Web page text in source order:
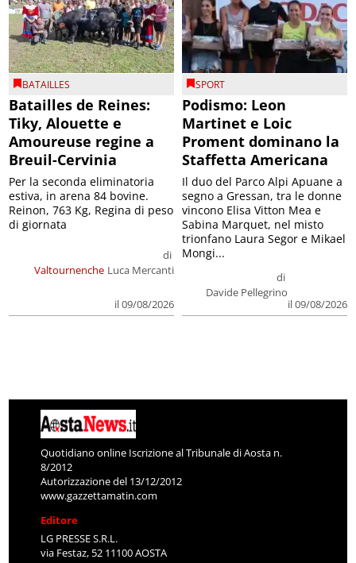
BATAILLES
Batailles de Reines:
Tiky, Alouette e
Amoureuse regine a
Breuil-Cervinia
Valtournenche
di
Luca Mercanti
il 09/08/2026
Per la seconda eliminatoria
estiva, in arena 84 bovine.
Reinon, 763 Kg, Regina di peso
di giornata
SPORT
Podismo: Leon
Martinet e Loic
Proment dominano la
Staffetta Americana
di
Davide Pellegrino
il 09/08/2026
Il duo del Parco Alpi Apuane a
segno a Gressan, tra le donne
vincono Elisa Vitton Mea e
Sabina Marquet, nel misto
trionfano Laura Segor e Mikael
Mongi...
Quotidiano online Iscrizione al Tribunale di Aosta n.
8/2012
Autorizzazione del 13/12/2012
www.gazzettamatin.com
Editore
LG PRESSE S.R.L.
via Festaz, 52 11100 AOSTA